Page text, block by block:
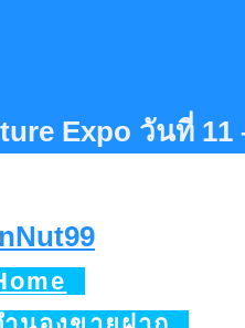
Expo วันที่ 11